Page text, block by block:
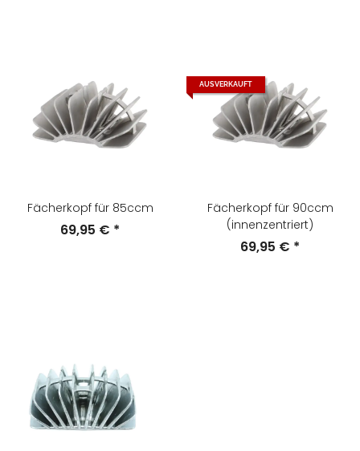
Fächerkopf für 85ccm
69,95 € *
AUSVERKAUFT
Fächerkopf für 90ccm
(innenzentriert)
69,95 € *